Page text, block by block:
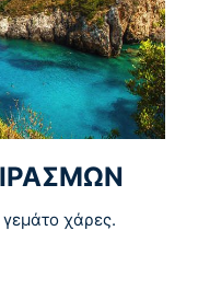
γεμάτο χάρες.